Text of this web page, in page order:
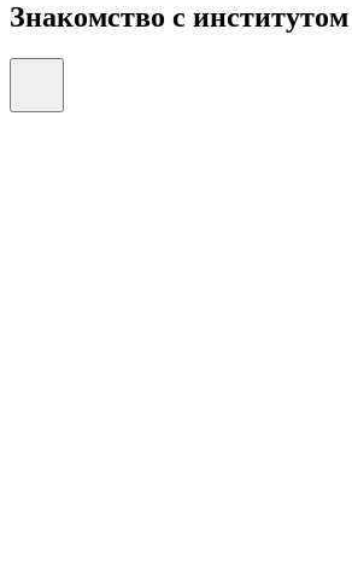
Знакомство с институтом